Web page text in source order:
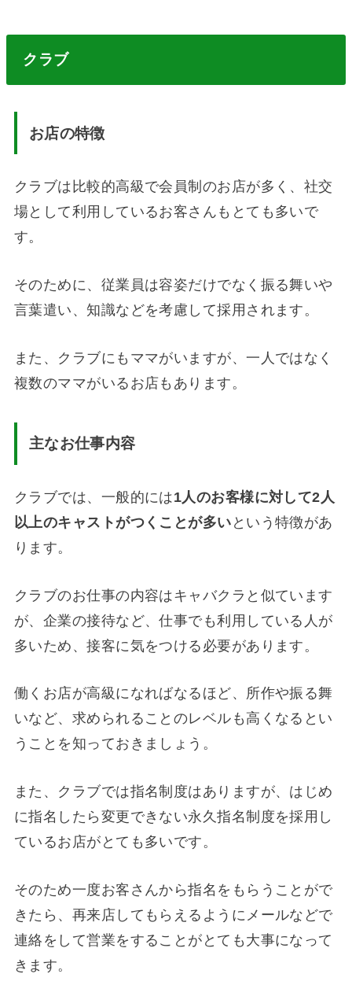
クラブ
お店の特徴
クラブは比較的高級で会員制のお店が多く、社交
場として利用しているお客さんもとても多いで
す。
そのために、従業員は容姿だけでなく振る舞いや
言葉遣い、知識などを考慮して採用されます。
また、クラブにもママがいますが、一人ではなく
複数のママがいるお店もあります。
主なお仕事内容
クラブでは、一般的には1人のお客様に対して2 人
以上のキャストがつくことが多い という特徴があ
ります。
クラブのお仕事の内容はキャバクラと似ています
が、企業の接待など、仕事でも利用している人が
多いため、接客に気をつける必要があります。
働くお店が高級になればなるほど、所作や振る舞
いなど、求められることのレベルも高くなるとい
うことを知っておきましょう。
また、クラブでは指名制度はありますが、はじめ
に指名したら変更できない永久指名制度を採用し
ているお店がとても多いです。
そのため一度お客さんから指名をもらうことがで
きたら、再来店してもらえるようにメールなどで
連絡をして営業をすることがとても大事になって
きます。